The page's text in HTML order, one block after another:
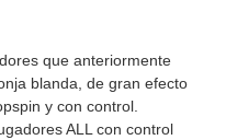
que anteriormente
blanda, de gran efecto
y con control.
ALL con control